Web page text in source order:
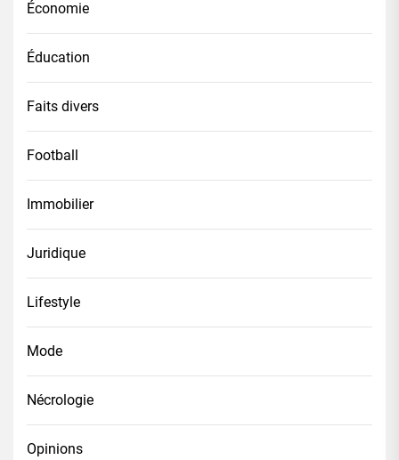
Économie
Éducation
Faits divers
Football
Immobilier
Juridique
Lifestyle
Mode
Nécrologie
Opinions